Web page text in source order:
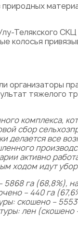
Телякского
колосья
организаторы
тяжелого
комплекса,
сбор
делается все
активно
ходом идут
5868 га (68,8%),
– 440 га
скошено –
лен (скошено